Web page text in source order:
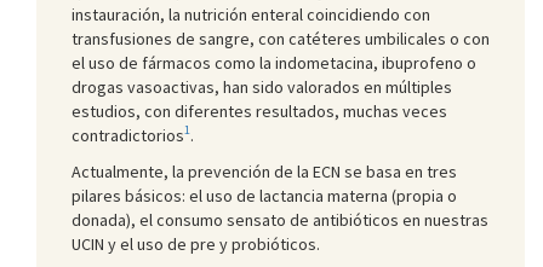
instauración, la nutrición enteral coincidiendo con
transfusiones de sangre, con catéteres umbilicales o con
el uso de fármacos como la indometacina, ibuprofeno o
drogas vasoactivas, han sido valorados en múltiples
estudios, con diferentes resultados, muchas veces
contradictorios1.
Actualmente, la prevención de la ECN se basa en tres
pilares básicos: el uso de lactancia materna (propia o
donada), el consumo sensato de antibióticos en nuestras
UCIN y el uso de pre y probióticos.